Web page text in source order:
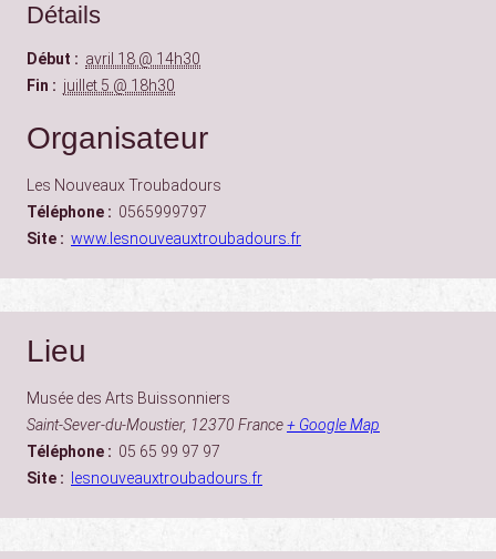
Détails
Début : avril 18 @ 14h30
Fin : juillet 5 @ 18h30
Organisateur
Les Nouveaux Troubadours
Téléphone : 0565999797
Site : www.lesnouveauxtroubadours.fr
Lieu
Musée des Arts Buissonniers
Saint-Sever-du-Moustier, 12370 France+ Google Map
Téléphone : 05 65 99 97 97
Site :
lesnouveauxtroubadours.fr